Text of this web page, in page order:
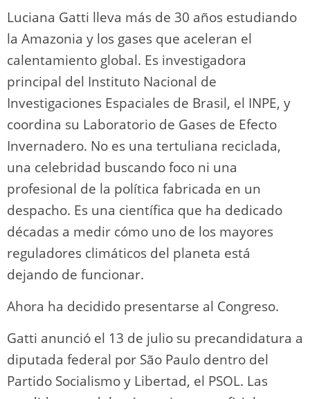
Luciana Gatti lleva más de 30 años estudiando
la Amazonia y los gases que aceleran el
calentamiento global. Es investigadora
principal del Instituto Nacional de
Investigaciones Espaciales de Brasil, el INPE, y
coordina su Laboratorio de Gases de Efecto
Invernadero. No es una tertuliana reciclada,
una celebridad buscando foco ni una
profesional de la política fabricada en un
despacho. Es una científica que ha dedicado
décadas a medir cómo uno de los mayores
reguladores climáticos del planeta está
dejando de funcionar.
Ahora ha decidido presentarse al Congreso.
Gatti anunció el 13 de julio su precandidatura a
diputada federal por São Paulo dentro del
Partido Socialismo y Libertad, el PSOL. Las